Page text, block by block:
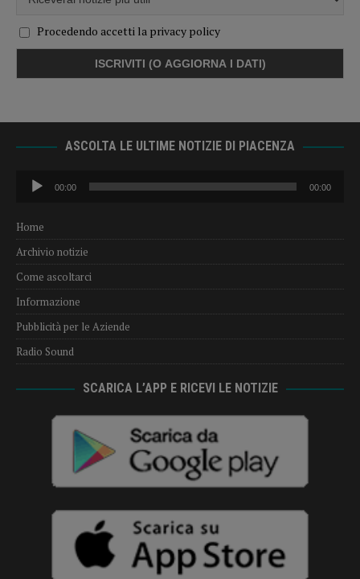
Procedendo accetti la privacy policy
ASCOLTA LE ULTIME NOTIZIE DI PIACENZA
Audio
Player
00:00 00:00
Home
Archivio notizie
Come ascoltarci
Informazione
Pubblicità per le Aziende
Radio Sound
SCARICA L’APP E RICEVI LE NOTIZIE